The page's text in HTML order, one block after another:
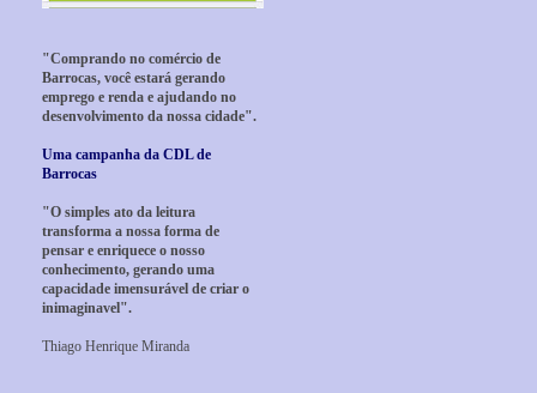
"Comprando no comércio de
Barrocas, você estará gerando
emprego e renda e ajudando no
desenvolvimento da nossa cidade".
Uma campanha da CDL de
Barrocas
"O simples ato da leitura
transforma a nossa forma de
pensar e enriquece o nosso
conhecimento, gerando uma
capacidade imensurável de criar o
inimaginavel".
Thiago Henrique Miranda